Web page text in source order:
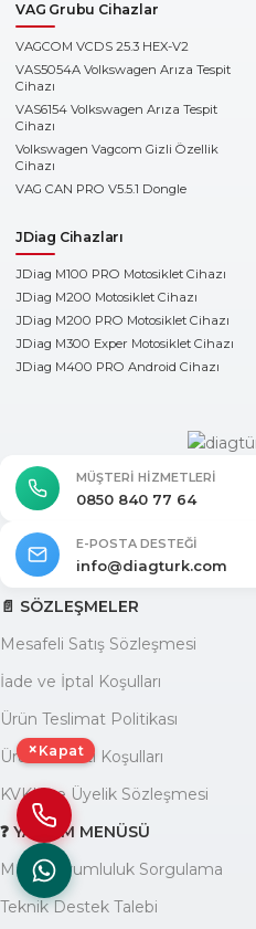
VAG Grubu Cihazlar
VAGCOM VCDS 25.3 HEX-V2
VAS5054A Volkswagen Arıza Tespit
Cihazı
VAS6154 Volkswagen Arıza Tespit
Cihazı
Volkswagen Vagcom Gizli Özellik
Cihazı
VAG CAN PRO V5.5.1 Dongle
JDiag Cihazları
JDiag M100 PRO Motosiklet Cihazı
JDiag M200 Motosiklet Cihazı
JDiag M200 PRO Motosiklet Cihazı
JDiag M300 Exper Motosiklet Cihazı
JDiag M400 PRO Android Cihazı
MÜŞTERI HIZMETLERI
0850 840 77 64
E-POSTA DESTEĞI
info@diagturk.com
📄 SÖZLEŞMELER
Mesafeli Satış Sözleşmesi
İade ve İptal Koşulları
Ürün Teslimat Politikası
Ürün Garanti Koşulları
KVKK ve Üyelik Sözleşmesi
❓ YARDIM MENÜSÜ
Marka Uyumluluk Sorgulama
Teknik Destek Talebi
× Kapat